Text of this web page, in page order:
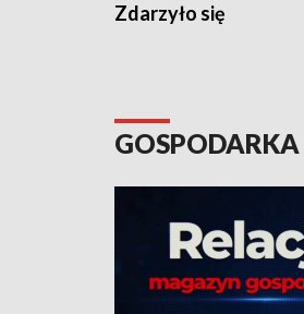
Zdarzyło się
GOSPODARKA